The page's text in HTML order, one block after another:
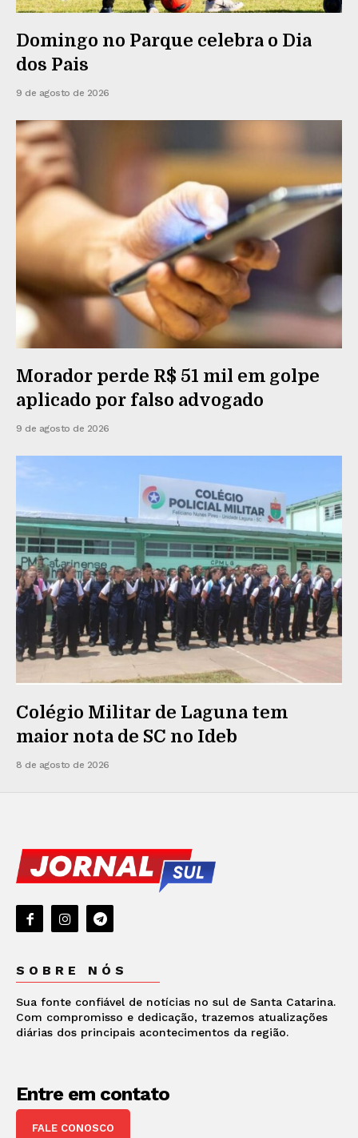
Domingo no Parque celebra o Dia
dos Pais
9 de agosto de 2026
Morador perde R$ 51 mil em golpe
aplicado por falso advogado
9 de agosto de 2026
Colégio Militar de Laguna tem
maior nota de SC no Ideb
8 de agosto de 2026
SOBRE NÓS
Sua fonte confiável de notícias no sul de Santa Catarina.
Com compromisso e dedicação, trazemos atualizações
diárias dos principais acontecimentos da região.
Entre em contato
FALE CONOSCO